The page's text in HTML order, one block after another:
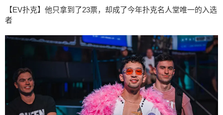
【EV扑克】他只拿到了23票，却成了今年扑克名人堂唯一的入选
者